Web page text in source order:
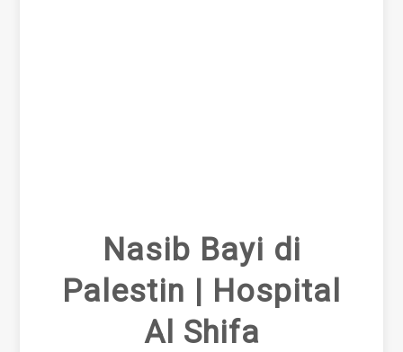
Nasib Bayi di
Palestin | Hospital
Al Shifa